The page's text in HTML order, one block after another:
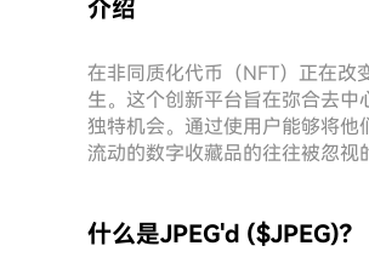
介绍
在非同质化代币（NFT）正在改
生。这个创新平台旨在弥合去中
独特机会。通过使用户能够将他
流动的数字收藏品的往往被忽视
什么是JPEG'd ($JPEG)?